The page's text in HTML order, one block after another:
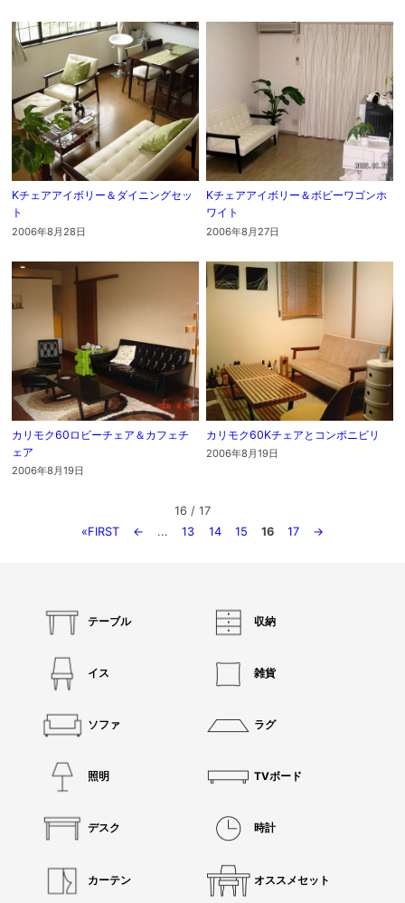
Kチェアアイボリー＆ダイニングセッ
ト
2006年8月28日
Kチェアアイボリー＆ボビーワゴンホ
ワイト
2006年8月27日
カリモク60ロビーチェア＆カフェチ
ェア
2006年8月19日
カリモク60Kチェアとコンポニビリ
2006年8月19日
16 / 17
«FIRST
← ... 13 14 15 16 17 →
テーブル 収納
イス 雑貨
ソファ ラグ
照明 TVボード
デスク 時計
カーテン オススメセット